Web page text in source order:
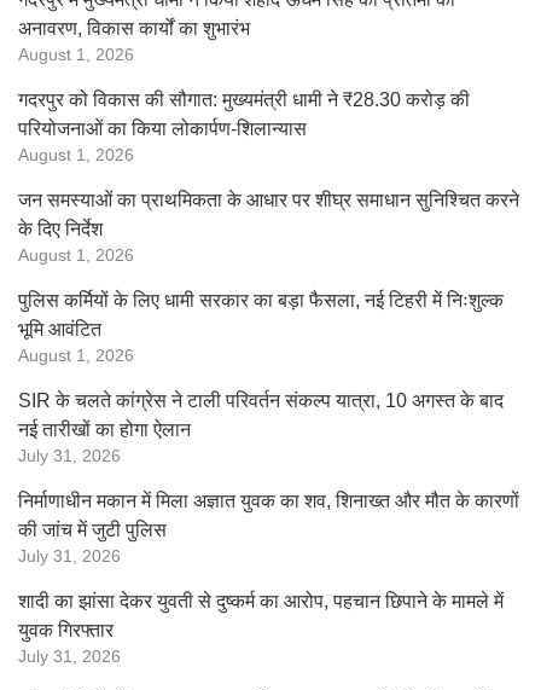
अनावरण, विकास कार्यों का शुभारंभ
August 1, 2026
गदरपुर को विकास की सौगात: मुख्यमंत्री धामी ने ₹28.30 करोड़ की
परियोजनाओं का किया लोकार्पण-शिलान्यास
August 1, 2026
जन समस्याओं का प्राथमिकता के आधार पर शीघ्र समाधान सुनिश्चित करने
के दिए निर्देश
August 1, 2026
पुलिस कर्मियों के लिए धामी सरकार का बड़ा फैसला, नई टिहरी में निःशुल्क
भूमि आवंटित
August 1, 2026
SIR के चलते कांग्रेस ने टाली परिवर्तन संकल्प यात्रा, 10 अगस्त के बाद
नई तारीखों का होगा ऐलान
July 31, 2026
निर्माणाधीन मकान में मिला अज्ञात युवक का शव, शिनाख्त और मौत के कारणों
की जांच में जुटी पुलिस
July 31, 2026
शादी का झांसा देकर युवती से दुष्कर्म का आरोप, पहचान छिपाने के मामले में
युवक गिरफ्तार
July 31, 2026